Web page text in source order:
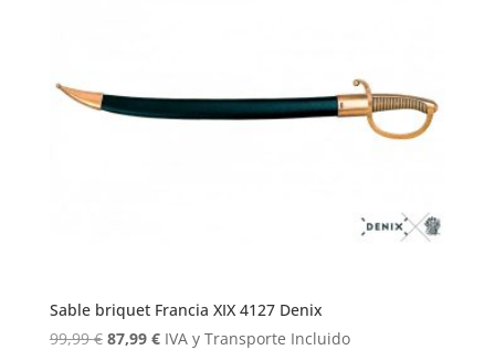
Sable briquet Francia XIX 4127 Denix
99,99€ El
87,99 €ElIVA y Transporte Incluido